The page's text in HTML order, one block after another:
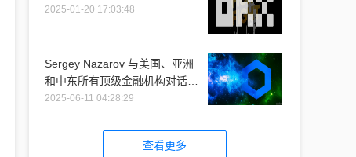
2025-01-20 17:03:48
Sergey Nazarov 与美国、亚洲
和中东所有顶级金融机构对话时
提到 Chainlink
2025-06-11 04:28:29
查看更多